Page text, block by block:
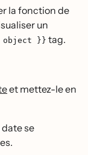
la fonction de
un
}} tag.
et mettez-le en
se